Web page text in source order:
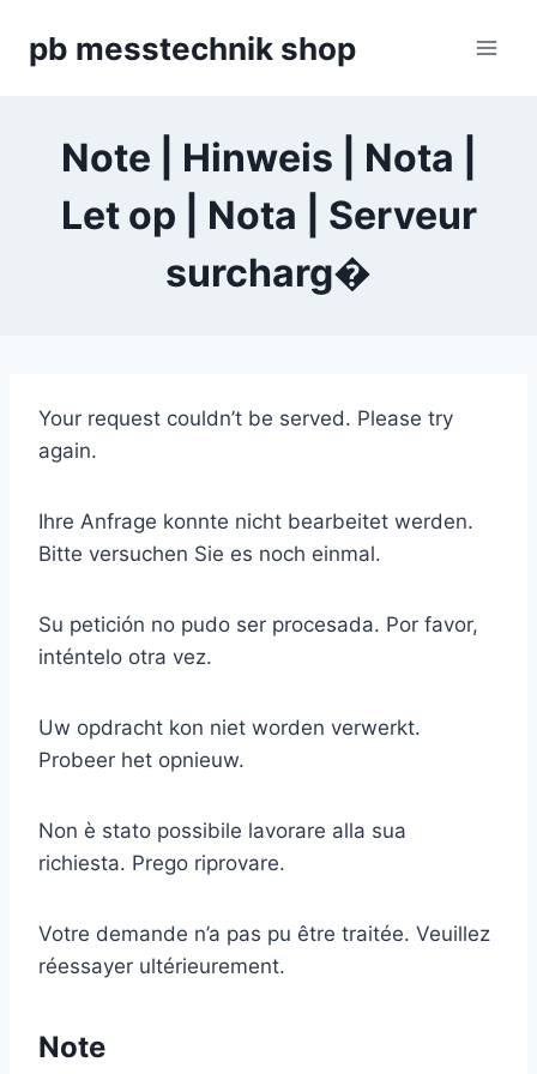
Inhaltpb messtechnik shop
Note | Hinweis | Nota |
Let op | Nota | Serveur
surcharg�
Your request couldn’t be served. Please try
again.
Ihre Anfrage konnte nicht bearbeitet werden.
Bitte versuchen Sie es noch einmal.
Su petición no pudo ser procesada. Por favor,
inténtelo otra vez.
Uw opdracht kon niet worden verwerkt.
Probeer het opnieuw.
Non è stato possibile lavorare alla sua
richiesta. Prego riprovare.
Votre demande n’a pas pu être traitée. Veuillez
réessayer ultérieurement.
Note